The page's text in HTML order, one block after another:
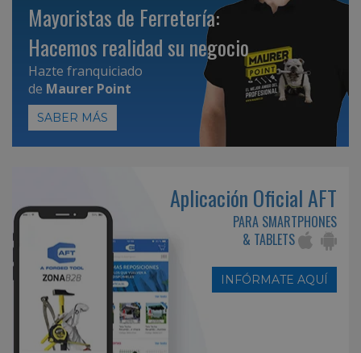
Mayoristas de Ferretería:
Hacemos realidad su negocio
Hazte franquiciado
de Maurer Point
SABER MÁS
Aplicación Oficial AFT
PARA SMARTPHONES
& TABLETS
INFÓRMATE AQUÍ